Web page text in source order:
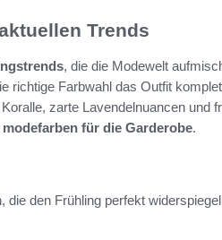
Trends
, die die Modewelt
richtige Farbwahl das Outfit
zarte Lavendelnuancen und
modefarben für die Garderobe.
den Frühling perfekt